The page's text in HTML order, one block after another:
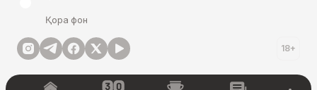
Қора фон
18+